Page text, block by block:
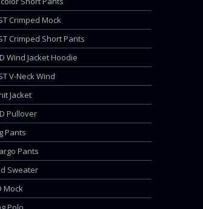
Crimped Mock
Crimped Short Pants
Wind Jacket Hoodie
V-Neck Wind
Jacket
Pullover
Pants
Pants
Sweater
Mock